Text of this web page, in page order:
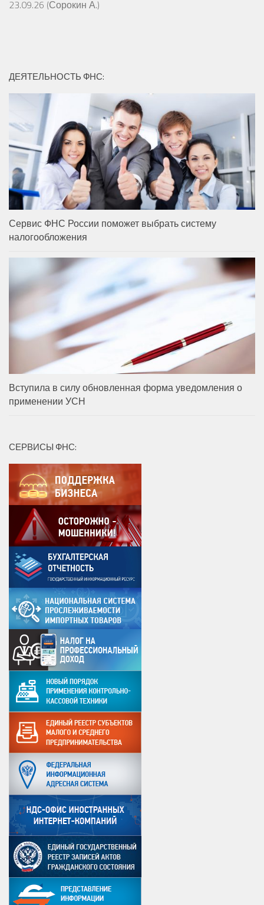
23.09.26 (Сорокин А.)
ДЕЯТЕЛЬНОСТЬ ФНС:
Сервис ФНС России поможет выбрать систему
налогообложения
Вступила в силу обновленная форма уведомления о
применении УСН
СЕРВИСЫ ФНС: